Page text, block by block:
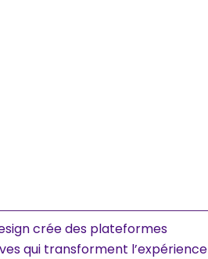
crée des plateformes
qui transforment l’expérience